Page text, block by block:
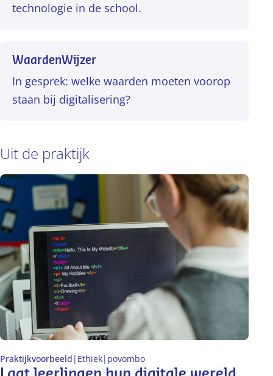
technologie in de school.
WaardenWijzer
In gesprek: welke waarden moeten voorop
staan bij digitalisering?
Uit de praktijk
Praktijkvoorbeeld | Ethiek| povombo